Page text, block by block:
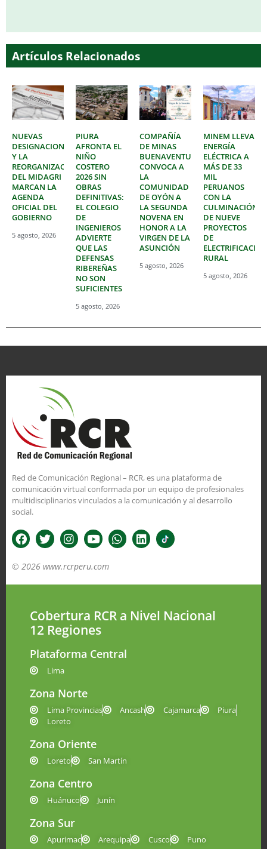
Artículos Relacionados
NUEVAS
DESIGNACIONES
Y LA
REORGANIZACIÓN
DEL MIDAGRI
MARCAN LA
AGENDA
OFICIAL DEL
GOBIERNO
5 agosto, 2026
PIURA
AFRONTA EL
NIÑO
COSTERO
2026 SIN
OBRAS
DEFINITIVAS:
EL COLEGIO
DE
INGENIEROS
ADVIERTE
QUE LAS
DEFENSAS
RIBEREÑAS
NO SON
SUFICIENTES
5 agosto, 2026
COMPAÑÍA
DE MINAS
BUENAVENTURA
CONVOCA A
LA
COMUNIDAD
DE OYÓN A
LA SEGUNDA
NOVENA EN
HONOR A LA
VIRGEN DE LA
ASUNCIÓN
5 agosto, 2026
MINEM LLEVA
ENERGÍA
ELÉCTRICA A
MÁS DE 33
MIL
PERUANOS
CON LA
CULMINACIÓN
DE NUEVE
PROYECTOS
DE
ELECTRIFICACIÓN
RURAL
5 agosto, 2026
Red de Comunicación Regional – RCR, es una plataforma de
comunicación virtual conformada por un equipo de profesionales
multidisciplinarios vinculados a la comunicación y al desarrollo
social.
© 2026 www.rcrperu.com
Cobertura RCR a Nivel Nacional
12 Regiones
Plataforma Central
Lima
Zona Norte
Lima Provincias Ancash Cajamarca
Piura
Loreto
Zona Oriente
Loreto San Martín
Zona Centro
Huánuco Junín
Zona Sur
Apurimac Arequipa Cusco Puno